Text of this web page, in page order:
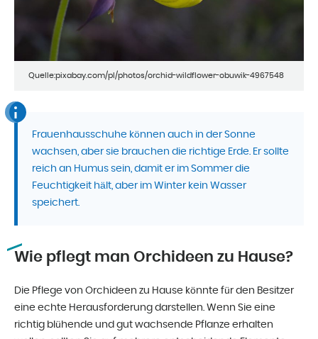
Quelle:pixabay.com/pl/photos/orchid-wildflower-obuwik-4967548
Frauenhausschuhe können auch in der Sonne
wachsen, aber sie brauchen die richtige Erde. Er sollte
reich an Humus sein, damit er im Sommer die
Feuchtigkeit hält, aber im Winter kein Wasser
speichert.
Wie pflegt man Orchideen zu Hause?
Die Pflege von Orchideen zu Hause könnte für den Besitzer
eine echte Herausforderung darstellen. Wenn Sie eine
richtig blühende und gut wachsende Pflanze erhalten